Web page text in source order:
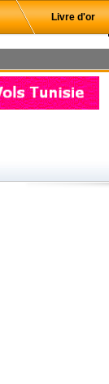
Livre d'or